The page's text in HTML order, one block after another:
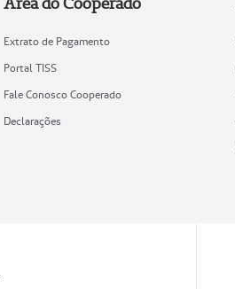
Extrato de Pagamento
Portal TISS
Fale Conosco Cooperado
Declarações